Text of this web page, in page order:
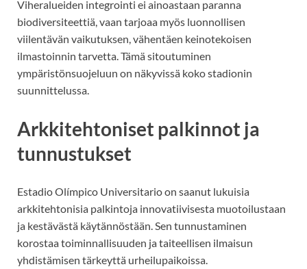
Viheralueiden integrointi ei ainoastaan paranna
biodiversiteettiä, vaan tarjoaa myös luonnollisen
viilentävän vaikutuksen, vähentäen keinotekoisen
ilmastoinnin tarvetta. Tämä sitoutuminen
ympäristönsuojeluun on näkyvissä koko stadionin
suunnittelussa.
Arkkitehtoniset palkinnot ja
tunnustukset
Estadio Olímpico Universitario on saanut lukuisia
arkkitehtonisia palkintoja innovatiivisesta muotoilustaan
ja kestävästä käytännöstään. Sen tunnustaminen
korostaa toiminnallisuuden ja taiteellisen ilmaisun
yhdistämisen tärkeyttä urheilupaikoissa.